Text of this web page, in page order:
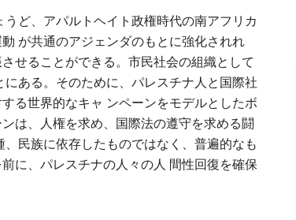
ど、アパルトヘイト政権時代の南アフリカ
が共通のアジェンダのもとに強化されれ
せることができる。市民社会の組織として
ある。そのために、パレスチナ人と国際社
る世界的なキャ ンペーンをモデルとしたボ
は、人権を求め、国際法の遵守を求める闘
民族に依存したものではなく、普遍的なも
に、パレスチナの人々の人 間性回復を確保